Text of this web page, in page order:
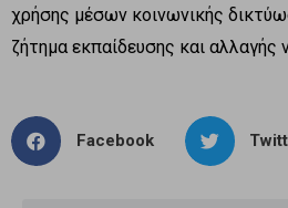
χρήσης μέσων κοινωνικής
ζήτημα εκπαίδευσης και αλλαγής
Facebook